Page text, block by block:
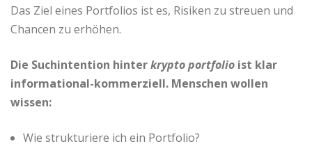
Das Ziel eines Portfolios ist es, Risiken zu streuen und
Chancen zu erhöhen.
Die Suchintention hinterkrypto portfolio ist klar
informational-kommerziell. Menschen wollen
wissen:
Wie strukturiere ich ein Portfolio?